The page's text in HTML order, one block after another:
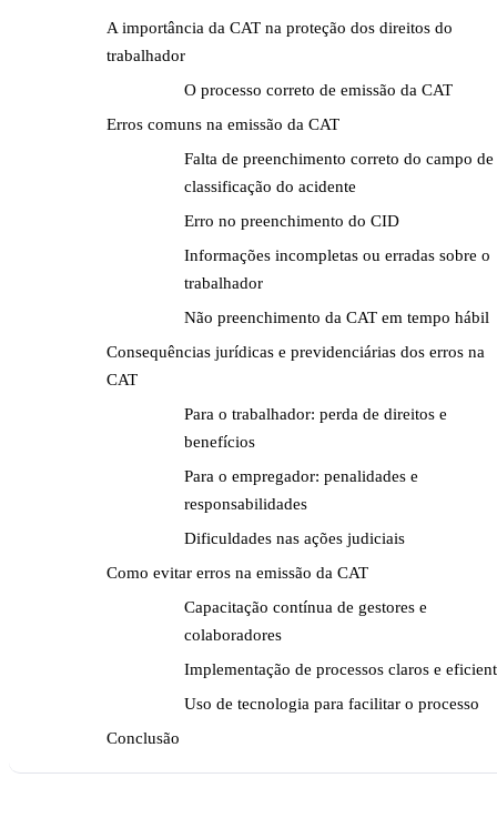
A importância da CAT na proteção dos direitos do
trabalhador
O processo correto de emissão da CAT
Erros comuns na emissão da CAT
Falta de preenchimento correto do campo de
classificação do acidente
Erro no preenchimento do CID
Informações incompletas ou erradas sobre o
trabalhador
Não preenchimento da CAT em tempo hábil
Consequências jurídicas e previdenciárias dos erros na
CAT
Para o trabalhador: perda de direitos e
benefícios
Para o empregador: penalidades e
responsabilidades
Dificuldades nas ações judiciais
Como evitar erros na emissão da CAT
Capacitação contínua de gestores e
colaboradores
Implementação de processos claros e
Uso de tecnologia para facilitar o processo
Conclusão